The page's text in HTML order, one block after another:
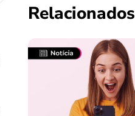
Relacionados